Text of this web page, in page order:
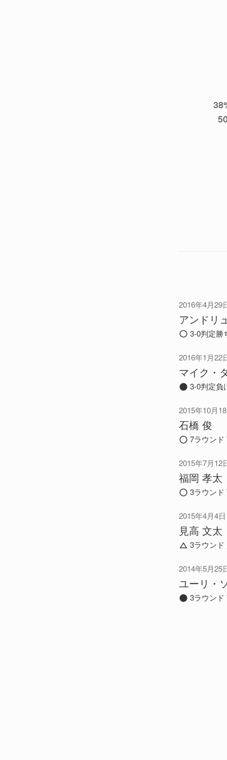
2016年4月29
アンドリ
3-0判定勝
2016年1月22
マイク・
3-0判定負
2015年10月
石橋 俊
7ラウンド
2015年7月12
福岡 孝太
3ラウンド
2015年4月4日
見高 文太
3ラウンド
2014年5月25
ユーリ・
3ラウンド